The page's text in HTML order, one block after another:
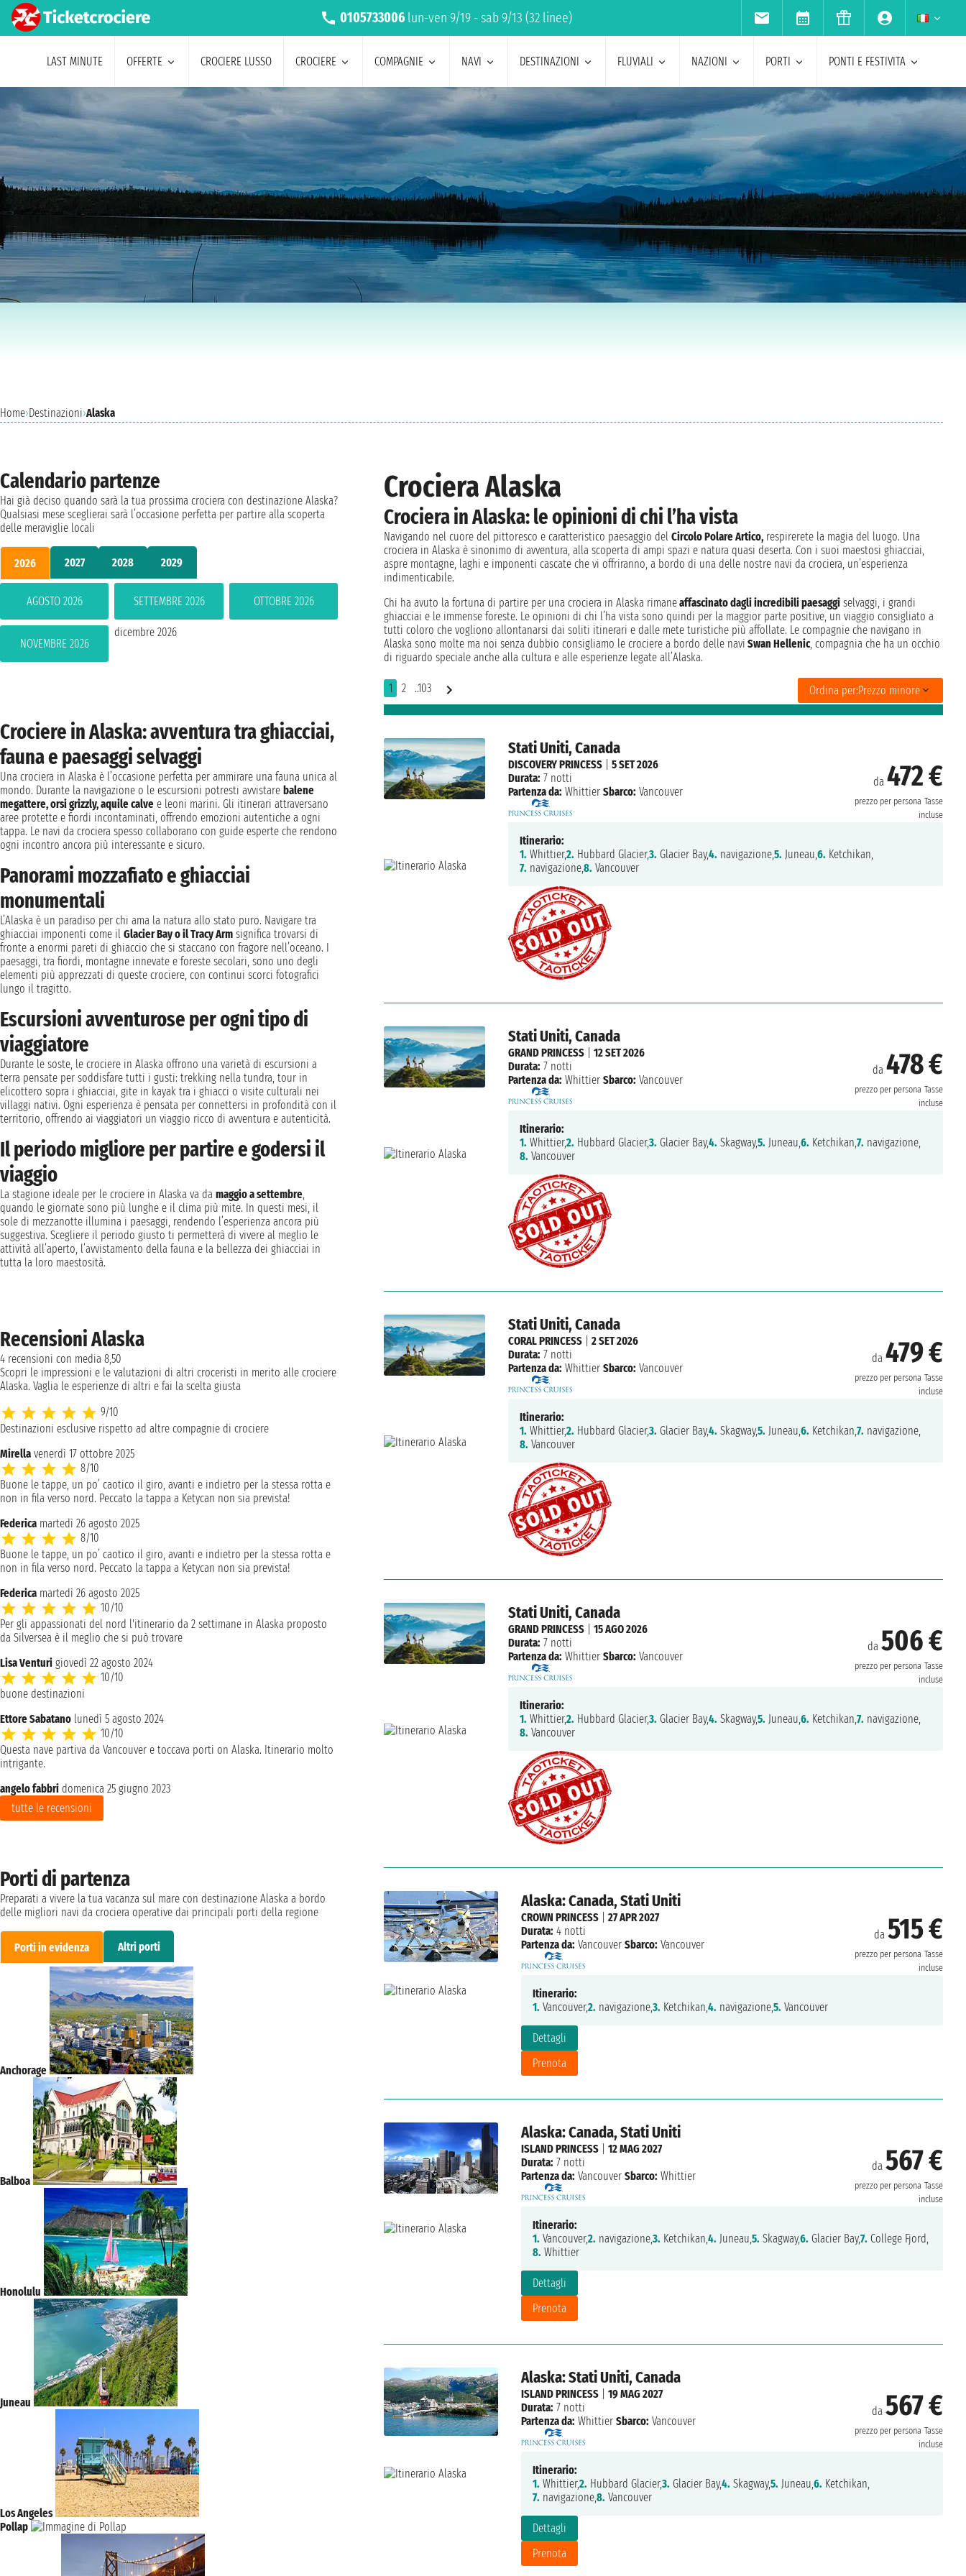
0105733006 lun-ven 9/19 - sab 9/13 (32 linee)
LAST MINUTE OFFERTE CROCIERE LUSSO CROCIERE COMPAGNIE NAVI DESTINAZIONI FLUVIALI NAZIONI PORTI PONTI E FESTIVITA
Home›Destinazioni›Alaska
Crociera Alaska
Crociera in Alaska: le opinioni di chi l’ha vista
Navigando nel cuore del pittoresco e caratteristico paesaggio delCircolo Polare Artico, respirerete la magia del luogo. Una
crociera in Alaska è sinonimo di avventura, alla scoperta di ampi spazi e natura quasi deserta. Con i suoi maestosi ghiacciai,
aspre montagne, laghi e imponenti cascate che vi offriranno, a bordo di una delle nostre navi da crociera, un’esperienza
indimenticabile.
Chi ha avuto la fortuna di partire per una crociera in Alaska rimaneaffascinato dagli incredibili paesaggi selvaggi, i grandi
ghiacciai e le immense foreste. Le opinioni di chi l’ha vista sono quindi per la maggior parte positive, un viaggio consigliato a
tutti coloro che vogliono allontanarsi dai soliti itinerari e dalle mete turistiche più affollate. Le compagnie che navigano in
Alaska sono molte ma noi senza dubbio consigliamo le crociere a bordo delle navi Swan Hellenic, compagnia che ha un occhio
di riguardo speciale anche alla cultura e alle esperienze legate all’Alaska.
1 2 ..103 Ordina per:Prezzo minore
Stati Uniti, Canada
da 472 €
prezzo per persona Tasse
incluse
DISCOVERY PRINCESS |5 SET 2026
Durata: 7 notti
Partenza da: Whittier Sbarco: Vancouver
Itinerario:
1. Whittier,2. Hubbard Glacier,3. Glacier Bay,4. navigazione,5. Juneau,6. Ketchikan,
7. navigazione,8. Vancouver
Stati Uniti, Canada
da 478 €
prezzo per persona Tasse
incluse
GRAND PRINCESS |12 SET 2026
Durata: 7 notti
Partenza da: Whittier Sbarco: Vancouver
Itinerario:
1. Whittier,2. Hubbard Glacier,3. Glacier Bay,4. Skagway,5. Juneau,6. Ketchikan,7. navigazione,
8. Vancouver
Stati Uniti, Canada
da 479 €
prezzo per persona Tasse
incluse
CORAL PRINCESS |2 SET 2026
Durata: 7 notti
Partenza da: Whittier Sbarco: Vancouver
Itinerario:
1. Whittier,2. Hubbard Glacier,3. Glacier Bay,4. Skagway,5. Juneau,6. Ketchikan,7. navigazione,
8. Vancouver
Stati Uniti, Canada
da 506 €
prezzo per persona Tasse
incluse
GRAND PRINCESS |15 AGO 2026
Durata: 7 notti
Partenza da: Whittier Sbarco: Vancouver
Itinerario:
1. Whittier,2. Hubbard Glacier,3. Glacier Bay,4. Skagway,5. Juneau,6. Ketchikan,7. navigazione,
8. Vancouver
Alaska: Canada, Stati Uniti
da 515 €
prezzo per persona Tasse
incluse
Dettagli
Prenota
CROWN PRINCESS| 27 APR 2027
Durata: 4 notti
Partenza da: Vancouver Sbarco: Vancouver
Itinerario:
1. Vancouver,2. navigazione,3. Ketchikan,4. navigazione,5. Vancouver
Alaska: Canada, Stati Uniti
da 567 €
prezzo per persona Tasse
incluse
Dettagli
Prenota
ISLAND PRINCESS| 12 MAG 2027
Durata: 7 notti
Partenza da: Vancouver Sbarco: Whittier
Itinerario:
1. Vancouver,2. navigazione,3. Ketchikan,4. Juneau,5. Skagway,6. Glacier Bay,7. College Fjord,
8. Whittier
Alaska: Stati Uniti, Canada
da 567 €
prezzo per persona Tasse
incluse
Dettagli
Prenota
ISLAND PRINCESS| 19 MAG 2027
Durata: 7 notti
Partenza da: Whittier Sbarco: Vancouver
Itinerario:
1. Whittier,2. Hubbard Glacier,3. Glacier Bay,4. Skagway,5. Juneau,6. Ketchikan,
7. navigazione,8. Vancouver
Calendario partenze
Hai già deciso quando sarà la tua prossima crociera con destinazione Alaska?
Qualsiasi mese sceglierai sarà l’occasione perfetta per partire alla scoperta
delle meraviglie locali
2026 2027 2028 2029
AGOSTO 2026 SETTEMBRE 2026 OTTOBRE 2026
NOVEMBRE 2026
dicembre 2026
Crociere in Alaska: avventura tra ghiacciai,
fauna e paesaggi selvaggi
Una crociera in Alaska è l’occasione perfetta per ammirare una fauna unica al
mondo. Durante la navigazione o le escursioni potresti avvistare balene
megattere, orsi grizzly, aquile calve e leoni marini. Gli itinerari attraversano
aree protette e fiordi incontaminati, offrendo emozioni autentiche a ogni
tappa. Le navi da crociera spesso collaborano con guide esperte che rendono
ogni incontro ancora più interessante e sicuro.
Panorami mozzafiato e ghiacciai
monumentali
L’Alaska è un paradiso per chi ama la natura allo stato puro. Navigare tra
ghiacciai imponenti come il Glacier Bay o il Tracy Arm significa trovarsi di
fronte a enormi pareti di ghiaccio che si staccano con fragore nell’oceano. I
paesaggi, tra fiordi, montagne innevate e foreste secolari, sono uno degli
elementi più apprezzati di queste crociere, con continui scorci fotografici
lungo il tragitto.
Escursioni avventurose per ogni tipo di
viaggiatore
Durante le soste, le crociere in Alaska offrono una varietà di escursioni a
terra pensate per soddisfare tutti i gusti: trekking nella tundra, tour in
elicottero sopra i ghiacciai, gite in kayak tra i ghiacci o visite culturali nei
villaggi nativi. Ogni esperienza è pensata per connettersi in profondità con il
territorio, offrendo ai viaggiatori un viaggio ricco di avventura e autenticità.
Il periodo migliore per partire e godersi il
viaggio
La stagione ideale per le crociere in Alaska va da maggio a settembre
quando le giornate sono più lunghe e il clima più mite. In questi mesi, il
sole di mezzanotte illumina i paesaggi, rendendo l’esperienza ancora più
suggestiva. Scegliere il periodo giusto ti permetterà di vivere al meglio le
attività all’aperto, l’avvistamento della fauna e la bellezza dei ghiacciai in
tutta la loro maestosità.
Recensioni Alaska
4 recensioni con media 8,50
Scopri le impressioni e le valutazioni di altri croceristi in merito alle crociere
Alaska. Vaglia le esperienze di altri e fai la scelta giusta
9/10
Destinazioni esclusive rispetto ad altre compagnie di crociere
Mirella venerdì 17 ottobre 2025
8/10
Buone le tappe, un po’ caotico il giro, avanti e indietro per la stessa rotta e
non in fila verso nord. Peccato la tappa a Ketycan non sia prevista!
Federica martedì 26 agosto 2025
8/10
Buone le tappe, un po’ caotico il giro, avanti e indietro per la stessa rotta e
non in fila verso nord. Peccato la tappa a Ketycan non sia prevista!
Federica martedì 26 agosto 2025
10/10
Per gli appassionati del nord l'itinerario da 2 settimane in Alaska proposto
da Silversea è il meglio che si può trovare
Lisa Venturi giovedì 22 agosto 2024
10/10
buone destinazioni
Ettore Sabatano lunedì 5 agosto 2024
10/10
Questa nave partiva da Vancouver e toccava porti on Alaska. Itinerario molto
intrigante.
angelo fabbri domenica 25 giugno 2023
tutte le recensioni
Porti di partenza
Preparati a vivere la tua vacanza sul mare con destinazione Alaska a bordo
delle migliori navi da crociera operative dai principali porti della regione
Porti in evidenza Altri porti
Anchorage
Balboa
Honolulu
Juneau
Los Angeles
Pollap